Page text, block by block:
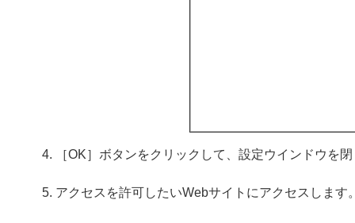
［OK］ボタンをクリックして、設定ウインドウを
アクセスを許可したいWebサイトにアクセスします